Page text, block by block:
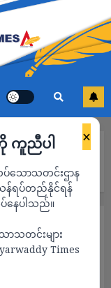
×
ကို ကူညီပါ
ောသတင်းဌာန
န်ရပ်တည်နိုင်ရန်
ေပါသည်။
သတင်းများ
Times
ခွင့်ယူပြန်လာ